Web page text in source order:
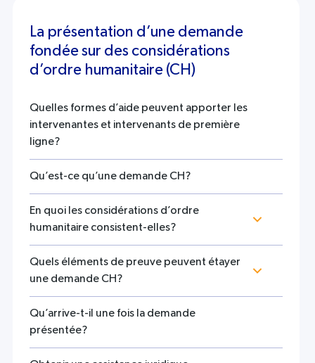
La présentation d’une demande
fondée sur des considérations
d’ordre humanitaire (CH)
Quelles formes d’aide peuvent apporter les
intervenantes et intervenants de première
ligne?
Qu’est-ce qu’une demande CH?
En quoi les considérations d’ordre
humanitaire consistent-elles?
Quels éléments de preuve peuvent étayer
une demande CH?
Qu’arrive-t-il une fois la demande
présentée?